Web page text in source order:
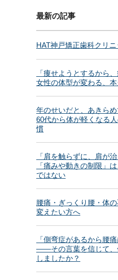
最新の記事
HAT神戸矯正歯科クリニ
「痩せようとするから
女性の体型が変わる、
年のせいだと、あきらめ
60代から体が軽くなる
慣
「肩を触らずに、肩が
「痛みや動きの制限」
ではない
腰痛・ぎっくり腰・体
変えたい方へ
「側弯症があるから腰痛
——その言葉を信じて、
しましたか？